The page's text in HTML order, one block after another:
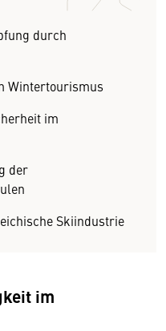
durch
Wintertourismus
im
der
Skiindustrie
im